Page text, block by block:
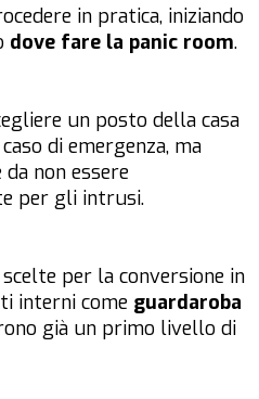
in pratica, iniziando
dove fare la panic room.
un posto della casa
di emergenza, ma
non essere
per gli intrusi.
per la conversione in
interni come guardaroba
già un primo livello di